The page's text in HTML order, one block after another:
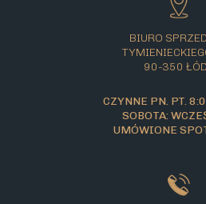
BIURO
90-350
CZYNNE PN. PT.
SOBOTA:
UMÓWIONE